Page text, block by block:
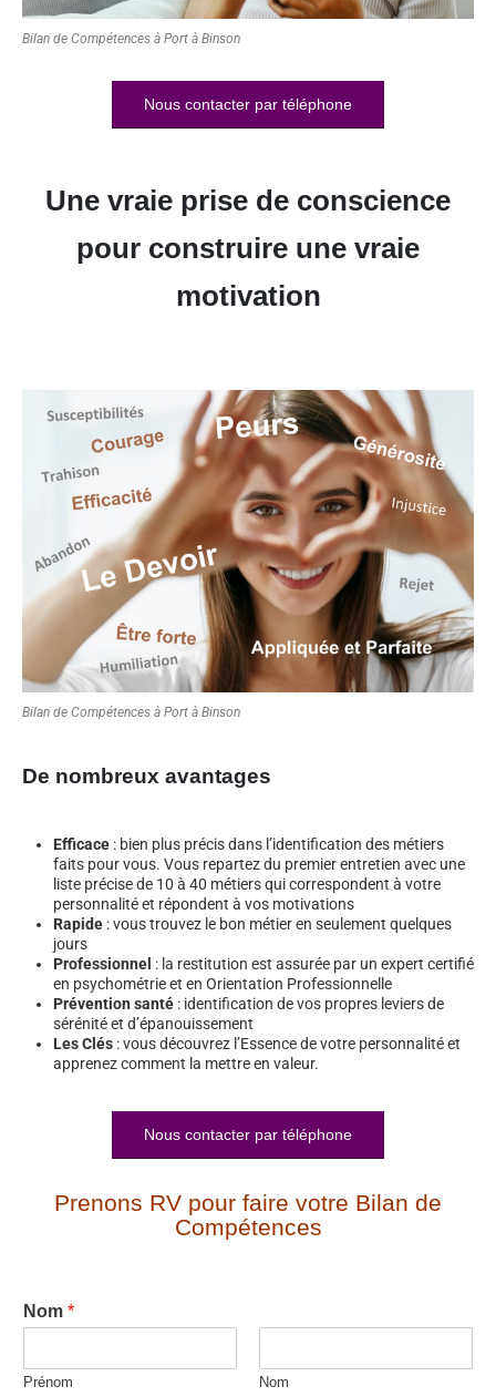
Bilan de Compétences à Port à Binson
Nous contacter par téléphone
Une vraie prise de conscience
pour construire une vraie
motivation
Bilan de Compétences à Port à Binson
De nombreux avantages
Efficace : bien plus précis dans l’identification des métiers
faits pour vous. Vous repartez du premier entretien avec une
liste précise de 10 à 40 métiers qui correspondent à votre
personnalité et répondent à vos motivations
Rapide : vous trouvez le bon métier en seulement quelques
jours
Professionnel : la restitution est assurée par un expert certifié
en psychométrie et en Orientation Professionnelle
Prévention santé : identification de vos propres leviers de
sérénité et d’épanouissement
Les Clés : vous découvrez l’Essence de votre personnalité et
apprenez comment la mettre en valeur.
Nous contacter par téléphone
Prenons RV pour faire votre Bilan de
Compétences
Nom *
Prénom Nom